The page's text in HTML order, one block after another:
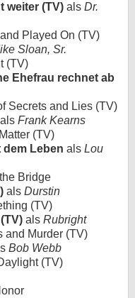
weiter (TV) als Dr.
Played On (TV)
Sloan, Sr.
(TV)
Ehefrau rechnet ab
Secrets and Lies (TV)
als Frank Kearns
(TV)
dem Leben als Lou
Bridge
als Durstin
(TV)
als Rubright
and Murder (TV)
Bob Webb
(TV)